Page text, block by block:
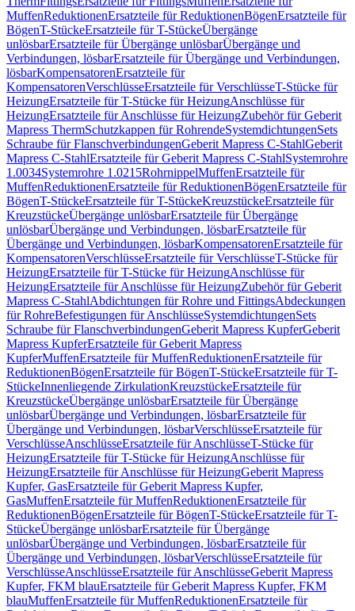
MuffenReduktionenErsatzteile für ReduktionenBögenErsatzteile für
BögenT-StückeErsatzteile für T-StückeÜbergänge
unlösbarErsatzteile für Übergänge unlösbarÜbergänge und
Verbindungen, lösbarErsatzteile für Übergänge und Verbindungen,
lösbarKompensatorenErsatzteile für
KompensatorenVerschlüsseErsatzteile für VerschlüsseT-Stücke für
HeizungErsatzteile für T-Stücke für HeizungAnschlüsse für
HeizungErsatzteile für Anschlüsse für HeizungZubehör für Geberit
Mapress ThermSchutzkappen für RohrendeSystemdichtungenSets
Schraube für FlanschverbindungenGeberit Mapress C-StahlGeberit
Mapress C-StahlErsatzteile für Geberit Mapress C-StahlSystemrohre
1.0034Systemrohre 1.0215RohrnippelMuffenErsatzteile für
MuffenReduktionenErsatzteile für ReduktionenBögenErsatzteile für
BögenT-StückeErsatzteile für T-StückeKreuzstückeErsatzteile für
KreuzstückeÜbergänge unlösbarErsatzteile für Übergänge
unlösbarÜbergänge und Verbindungen, lösbarErsatzteile für
Übergänge und Verbindungen, lösbarKompensatorenErsatzteile für
KompensatorenVerschlüsseErsatzteile für VerschlüsseT-Stücke für
HeizungErsatzteile für T-Stücke für HeizungAnschlüsse für
HeizungErsatzteile für Anschlüsse für HeizungZubehör für Geberit
Mapress C-StahlAbdichtungen für Rohre und FittingsAbdeckungen
für RohreBefestigungen für AnschlüsseSystemdichtungenSets
Schraube für FlanschverbindungenGeberit Mapress KupferGeberit
Mapress KupferErsatzteile für Geberit Mapress
KupferMuffenErsatzteile für MuffenReduktionenErsatzteile für
ReduktionenBögenErsatzteile für BögenT-StückeErsatzteile für T-
StückeInnenliegende ZirkulationKreuzstückeErsatzteile für
KreuzstückeÜbergänge unlösbarErsatzteile für Übergänge
unlösbarÜbergänge und Verbindungen, lösbarErsatzteile für
Übergänge und Verbindungen, lösbarVerschlüsseErsatzteile für
VerschlüsseAnschlüsseErsatzteile für AnschlüsseT-Stücke für
HeizungErsatzteile für T-Stücke für HeizungAnschlüsse für
HeizungErsatzteile für Anschlüsse für HeizungGeberit Mapress
Kupfer, GasErsatzteile für Geberit Mapress Kupfer,
GasMuffenErsatzteile für MuffenReduktionenErsatzteile für
ReduktionenBögenErsatzteile für BögenT-StückeErsatzteile für T-
StückeÜbergänge unlösbarErsatzteile für Übergänge
unlösbarÜbergänge und Verbindungen, lösbarErsatzteile für
Übergänge und Verbindungen, lösbarVerschlüsseErsatzteile für
VerschlüsseAnschlüsseErsatzteile für AnschlüsseGeberit Mapress
Kupfer, FKM blauErsatzteile für Geberit Mapress Kupfer, FKM
blauMuffenErsatzteile für MuffenReduktionenErsatzteile für